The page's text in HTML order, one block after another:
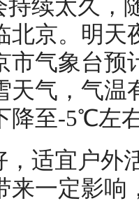
持续太久，
北京。明天
市气象台预
天气，气温
降至-5℃左
，适宜户外
来一定影响